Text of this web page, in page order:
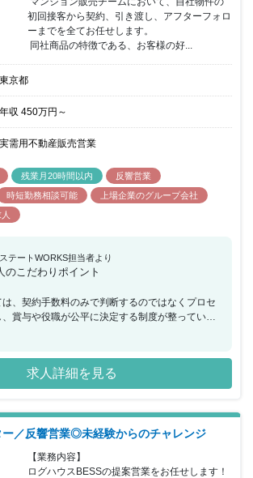
に関する研修、同社戸建ブランド「ミラクラス」
大変充実した環境が整っており今後もさらに追加
ください。 ご希望や適性に応じてお任
致します。入社後研修も充実しており、キャッチ
なりますので未経験の方のご応募を歓迎致しま
初回接客から契約、引き渡し、アフターフォロ
ーまでを全てお任せします。
同社商品の特徴である、お客様の好...
東京都
年収 450万円 ～
実需用不動産販売営業
残業月20時間以内
反響営業
時短勤務相談可能
上場企業のグループ会社
テートWORKS担当者より
のこだわりポイント
、契約手数料のみで判断するのではなくプロセ
賞与や役職が公平に決定する制度が整っている
求人詳細を見る
／反響営業◎未経験からのチャレンジ
【業務内容】
ログハウスBESSの提案営業をお任せします！